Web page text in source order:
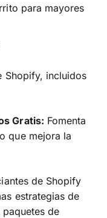
para mayores
Shopify, incluidos
Gratis: Fomenta
que mejora la
de Shopify
estrategias de
de